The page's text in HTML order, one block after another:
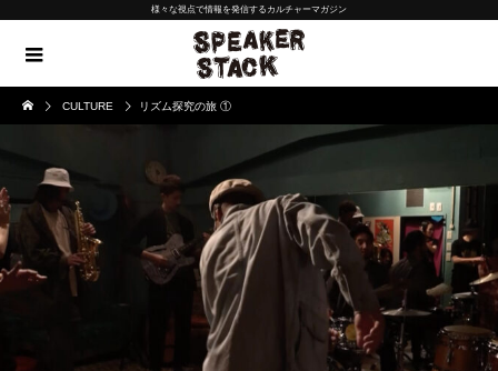
様々な視点で情報を発信するカルチャーマガジン
CULTURE リズム探究の旅 ①